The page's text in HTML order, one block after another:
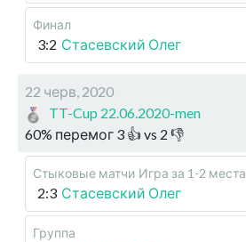
Финал
3:2 Стасевский Олег
22 черв, 2020
TT-Cup 22.06.2020-men
60% перемог 3 👍 vs 2 👎
Стыковые матчи Игра за 1-2 места
2:3 Стасевский Олег
Группа